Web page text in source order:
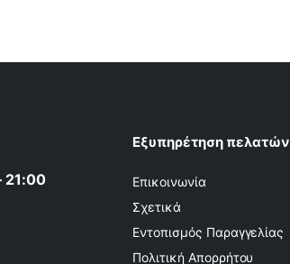
21:00
Εξυπηρέτηση πελατών
Επικοινωνία
Σχετικά
Εντοπισμός Παραγγελίας
Πολιτική Απορρήτου